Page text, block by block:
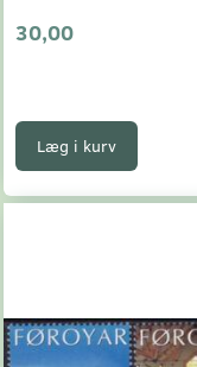
30,00
Læg i kurv